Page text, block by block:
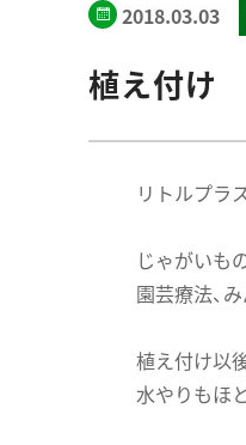
2018.03.03
植え付け
リトルプラ
じゃがいも
園芸療法、
植え付け以
水やりもほ